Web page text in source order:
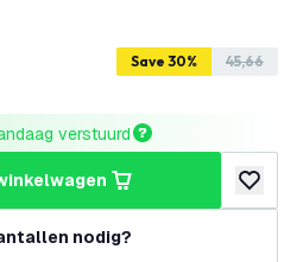
Save 30% 45,66
verstuurd
nodig?